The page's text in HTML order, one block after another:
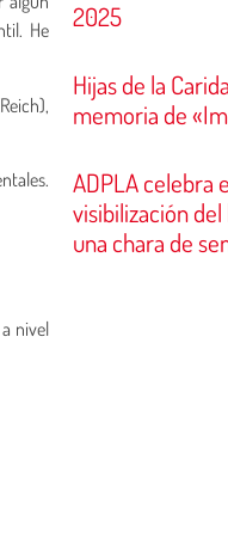
He
nivel
2025
Hijas de la
memoria de
ADPLA celebra
visibilización
una chara de